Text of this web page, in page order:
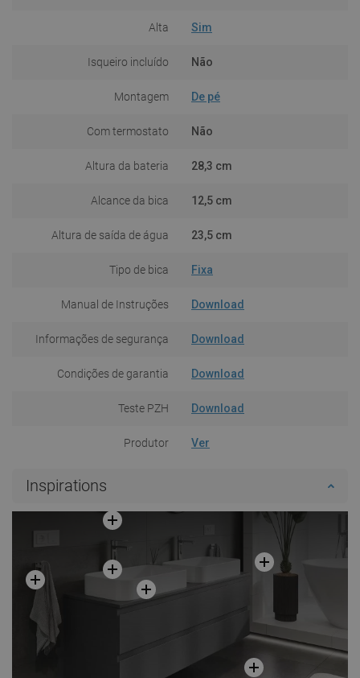
Alta Sim
Isqueiro incluído Não
Montagem De pé
Com termostato Não
Altura da bateria 28,3 cm
Alcance da bica 12,5 cm
Altura de saída de água 23,5 cm
Tipo de bica Fixa
Manual de Instruções Download
Informações de segurança Download
Condições de garantia Download
Teste PZH Download
Produtor Ver
Inspirations